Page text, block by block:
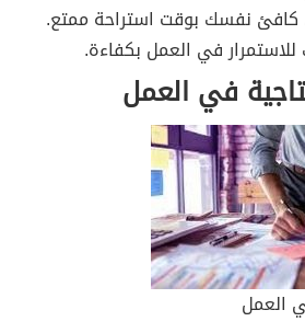
كافئ نفسك بوقت استراحة ممتع.
في العمل بكفاءة.
في العمل
العمل